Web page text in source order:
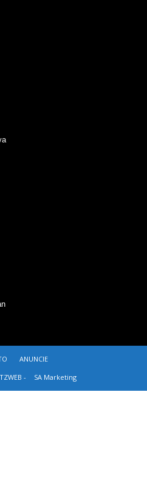
ANUNCIE
-
SA Marketing